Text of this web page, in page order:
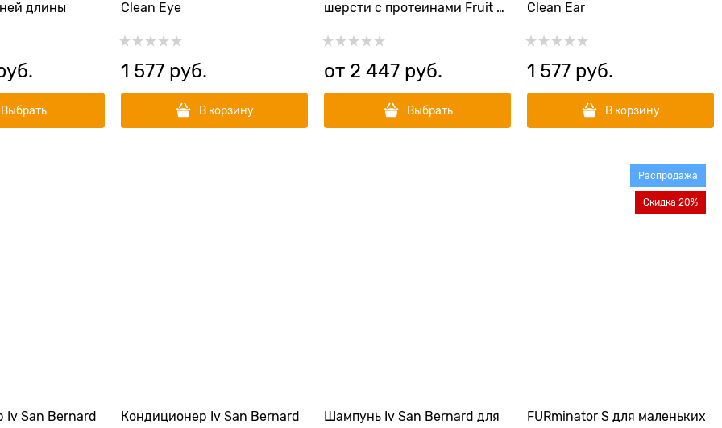
длины
Выбрать
Clean Eye
1 577 руб.
В корзину
шерсти с протеинами Fruit of
от 2 447 руб.
Выбрать
Clean Ear
1 577 руб.
В корзину
Iv San Bernard
Кондиционер Iv San Bernard
Шампунь Iv San Bernard для
FURminator S для маленьких
Распродажа
Скидка 20%